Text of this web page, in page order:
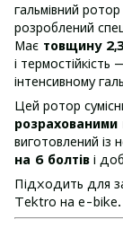
гальмівний
розроблений
Має товщину
і
інтенсивному
Цей ротор
виготовлений із
на 6 болтів і
Підходить для
Tektro на e-bike.